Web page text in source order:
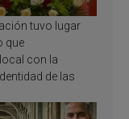
tuvo lugar
que
con la
de las